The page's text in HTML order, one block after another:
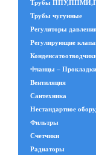
Трубы
Трубы чугунные
Регуляторы
Регулирующие
Фланцы – Прокладки
Вентиляция
Сантехника
Нестандартное
Фильтры
Счетчики
Радиаторы